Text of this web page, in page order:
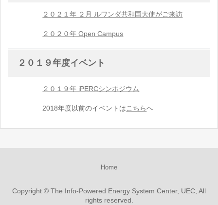
２０２１年 ２月 ルワンダ共和国大使がご来訪
２０２０年 Open Campus
２０１９年度イベント
２０１９年 iPERCシンポジウム
2018年度以前のイベントはこちらへ
Home
Copyright © The Info-Powered Energy System Center, UEC, All
rights reserved.